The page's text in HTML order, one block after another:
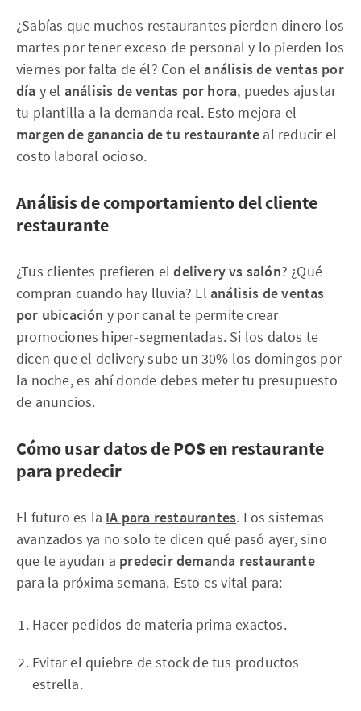
¿Sabías que muchos restaurantes pierden dinero los
martes por tener exceso de personal y lo pierden los
viernes por falta de él? Con el análisis de ventas por
día y el análisis de ventas por hora, puedes ajustar
tu plantilla a la demanda real. Esto mejora el
margen de ganancia de tu restaurante al reducir el
costo laboral ocioso.
Análisis de comportamiento del cliente
restaurante
¿Tus clientes prefieren eldelivery vs salón? ¿Qué
compran cuando hay lluvia? El análisis de ventas
por ubicación y por canal te permite crear
promociones hiper-segmentadas. Si los datos te
dicen que el delivery sube un 30% los domingos por
la noche, es ahí donde debes meter tu presupuesto
de anuncios.
Cómo usar datos de POS en restaurante
para predecir
El futuro es la IA para restaurantes. Los sistemas
avanzados ya no solo te dicen qué pasó ayer, sino
que te ayudan a predecir demanda restaurante
para la próxima semana. Esto es vital para:
Hacer pedidos de materia prima exactos.
Evitar el quiebre de stock de tus productos
estrella.